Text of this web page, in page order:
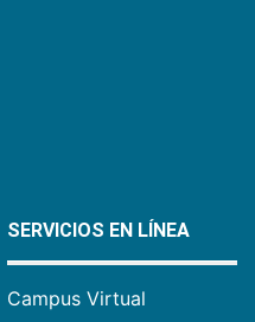
SERVICIOS EN LÍNEA
Campus Virtual